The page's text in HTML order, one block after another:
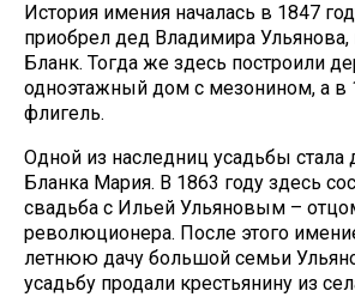
История имения началась в 1847
приобрел дед Владимира Ульянова,
Бланк. Тогда же здесь построили
одноэтажный дом с мезонином, а в
флигель.
Одной из наследниц усадьбы стала
Бланка Мария. В 1863 году здесь
свадьба с Ильей Ульяновым –
революционера. После этого
летнюю дачу большой семьи
усадьбу продали крестьянину из